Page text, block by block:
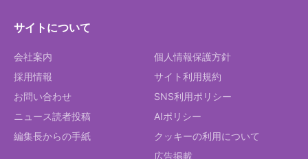
サイトについて
会社案内
採用情報
お問い合わせ
ニュース読者投稿
編集長からの手紙
個人情報保護方針
サイト利用規約
SNS利用ポリシー
AIポリシー
クッキーの利用について
広告掲載